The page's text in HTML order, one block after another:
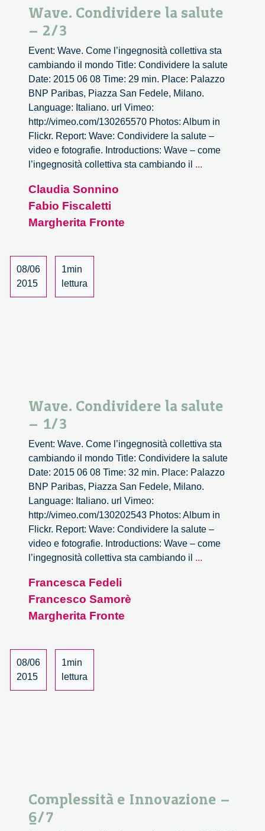
Wave. Condividere la salute
– 2/3
Event: Wave. Come l’ingegnosità collettiva sta
cambiando il mondo Title: Condividere la salute
Date: 2015 06 08 Time: 29 min. Place: Palazzo
BNP Paribas, Piazza San Fedele, Milano.
Language: Italiano. url Vimeo:
http://vimeo.com/130265570 Photos: Album in
Flickr. Report: Wave: Condividere la salute –
video e fotografie. Introductions: Wave – come
l’ingegnosità collettiva sta cambiando il ...
Claudia Sonnino
Fabio Fiscaletti
Margherita Fronte
08/06
2015
1min
lettura
Wave. Condividere la salute
– 1/3
Event: Wave. Come l’ingegnosità collettiva sta
cambiando il mondo Title: Condividere la salute
Date: 2015 06 08 Time: 32 min. Place: Palazzo
BNP Paribas, Piazza San Fedele, Milano.
Language: Italiano. url Vimeo:
http://vimeo.com/130202543 Photos: Album in
Flickr. Report: Wave: Condividere la salute –
video e fotografie. Introductions: Wave – come
l’ingegnosità collettiva sta cambiando il ...
Francesca Fedeli
Francesco Samorè
Margherita Fronte
08/06
2015
1min
lettura
Complessità e Innovazione –
6/7